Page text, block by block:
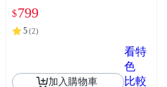
組)
$799
5(2)
加入購物車
看特
色
比較